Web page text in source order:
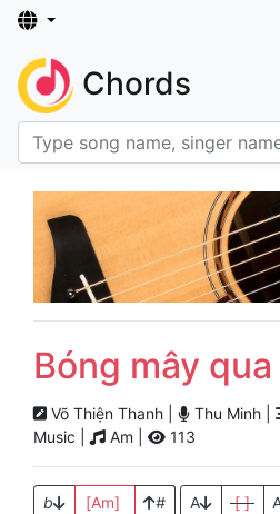
Chords
Bóng mây
Võ Thiện Thanh | Thu Minh |
Music |
Am | 113
b [Am] # A [ ]